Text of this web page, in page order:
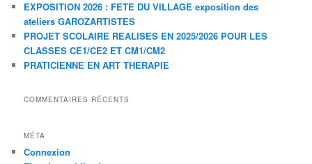
EXPOSITION 2026 : FETE DU VILLAGE exposition des
ateliers GAROZARTISTES
PROJET SCOLAIRE REALISES EN 2025/2026 POUR LES
CLASSES CE1/CE2 ET CM1/CM2
PRATICIENNE EN ART THERAPIE
COMMENTAIRES RÉCENTS
MÉTA
Connexion